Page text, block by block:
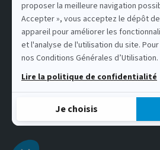
Nos agences
Offres d'emploi